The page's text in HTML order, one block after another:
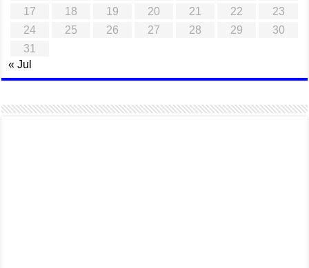
17
18 19 20 21 22
23
24
25 26 27 28 29
30
31
« Jul